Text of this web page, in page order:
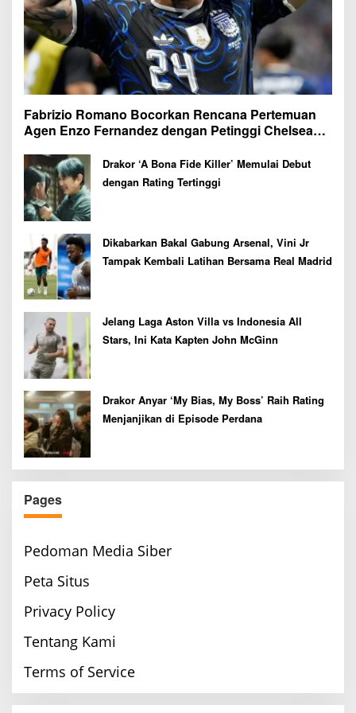
Fabrizio Romano Bocorkan Rencana Pertemuan
Agen Enzo Fernandez dengan Petinggi Chelsea
Drakor ‘A Bona Fide Killer’ Memulai Debut
dengan Rating Tertinggi
Dikabarkan Bakal Gabung Arsenal, Vini Jr
Tampak Kembali Latihan Bersama Real Madrid
Jelang Laga Aston Villa vs Indonesia All
Stars, Ini Kata Kapten John McGinn
Drakor Anyar ‘My Bias, My Boss’ Raih Rating
Menjanjikan di Episode Perdana
Pages
Pedoman Media Siber
Peta Situs
Privacy Policy
Tentang Kami
Terms of Service